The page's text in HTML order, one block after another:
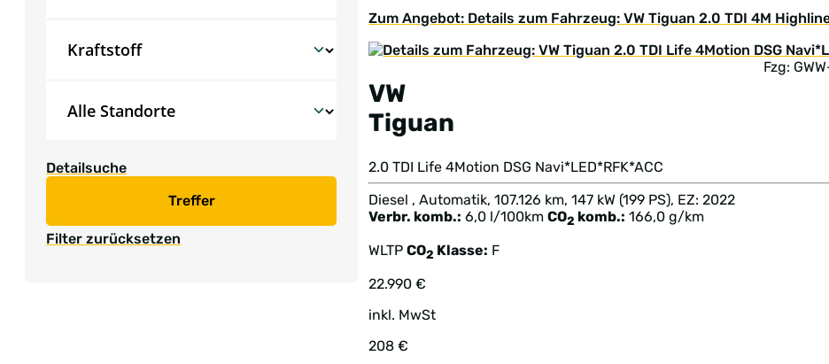
Detailsuche
Treffer
Filter zurücksetzen
Zum Angebot: Details zum Fahrzeug: VW Tiguan 2.0 TDI 4M
VW
Tiguan
Fzg:
2.0 TDI Life 4Motion DSG Navi*LED*RFK*ACC
Diesel , Automatik, 107.126 km, 147 kW (199 PS), EZ: 2022
Verbr. komb.: 6,0 l/100km CO2 komb.: 166,0 g/km
WLTPCO2 Klasse: F
22.990 €
inkl. MwSt
208 €